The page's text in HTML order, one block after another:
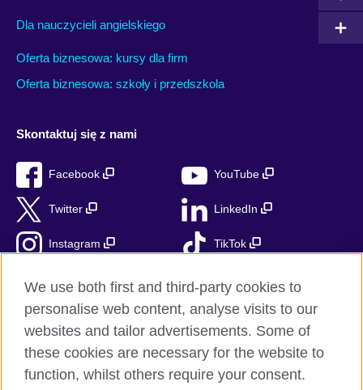
Dla nauczycieli angielskiego
Oferta biznesowa: kursy dla firm
Oferta biznesowa: szkoły i przedszkola
Skontaktuj się z nami
Facebook YouTube
Twitter LinkedIn
Instagram TikTok
British Council globalnie
Prywatność i warunki użytkowania
We use both first and third-party cookies to
personalise web content, analyse visits to our
websites and tailor advertisements. Some of
these cookies are necessary for the website to
function, whilst others require your consent.